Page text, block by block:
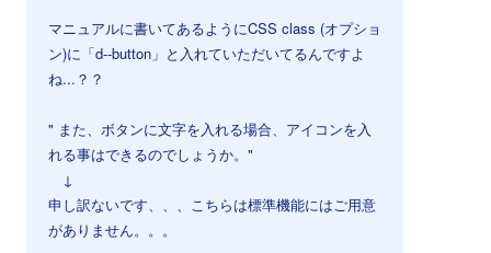
マニュアルに書いてあるようにCSS class (オプショ
ン)に「d--button」と入れていただいてるんですよ
ね...？？
" また、ボタンに文字を入れる場合、アイコンを入
れる事はできるのでしょうか。"
↓
申し訳ないです、、、こちらは標準機能にはご用意
がありません。。。